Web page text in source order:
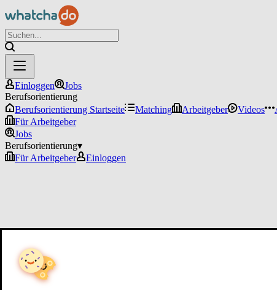
Einloggen
Jobs
Berufsorientierung
Berufsorientierung Startseite
Matching Arbeitgeber Videos
Für Arbeitgeber
Jobs
Berufsorientierung▾
Für Arbeitgeber
Einloggen